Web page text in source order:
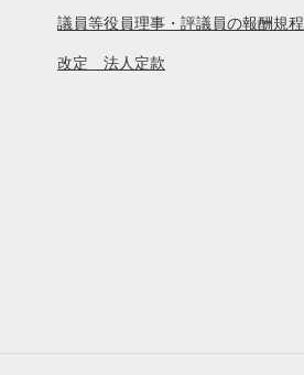
議員等役員理事・評議員の報酬規程
改定 法人定款